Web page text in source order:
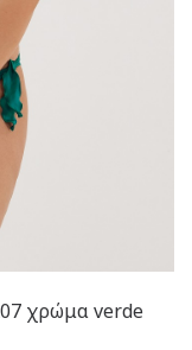
χρώμα verde